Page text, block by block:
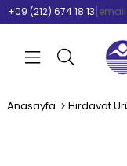
+09 (212) 674 18 13
Anasayfa Hırdavat